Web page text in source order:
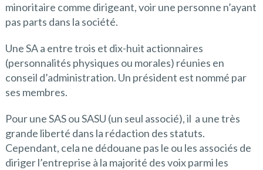
minoritaire comme dirigeant, voir une personne n’ayant
pas parts dans la société.
Une SA a entre trois et dix-huit actionnaires
(personnalités physiques ou morales) réunies en
conseil d’administration. Un président est nommé par
ses membres.
Pour une SAS ou SASU (un seul associé), il a une très
grande liberté dans la rédaction des statuts.
Cependant, cela ne dédouane pas le ou les associés de
diriger l’entreprise à la majorité des voix parmi les